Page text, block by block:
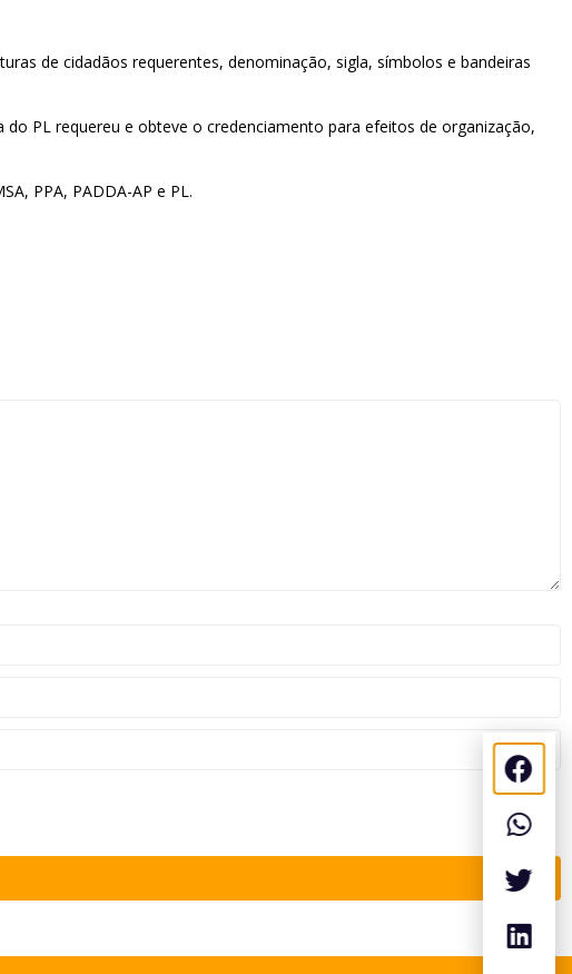
de cidadãos requerentes, denominação, sigla, símbolos e bandeiras
PL requereu e obteve o credenciamento para efeitos de organização,
PPA, PADDA-AP e PL.